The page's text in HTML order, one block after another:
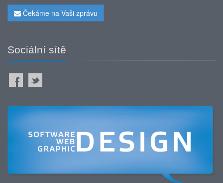
Čekáme na Vaši zprávu
Sociální sítě